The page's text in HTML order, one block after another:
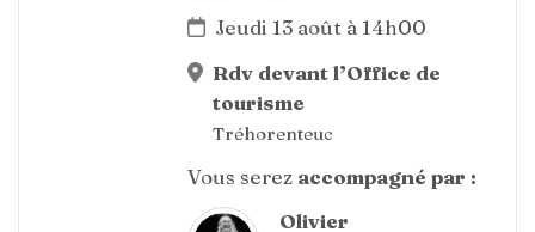
Jeudi 13 août à 14h00
Rdv devant l’Office de
tourisme
Tréhorenteuc
Vous serez accompagné par :
Olivier